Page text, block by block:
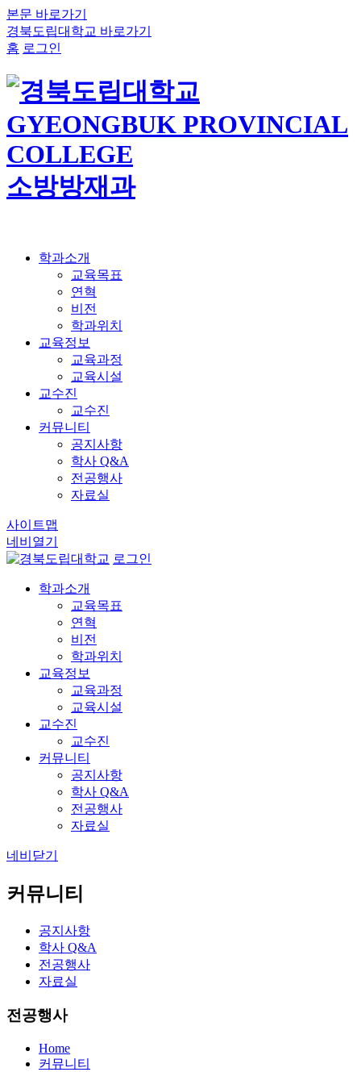
본문 바로가기
경북도립대학교 바로가기
홈 로그인
소방방재과
학과소개
교육목표
연혁
비전
학과위치
교육정보
교육과정
교육시설
교수진
교수진
커뮤니티
공지사항
학사 Q&A
전공행사
자료실
사이트맵
네비열기
로그인
학과소개
교육목표
연혁
비전
학과위치
교육정보
교육과정
교육시설
교수진
교수진
커뮤니티
공지사항
학사 Q&A
전공행사
자료실
네비닫기
커뮤니티
공지사항
학사 Q&A
전공행사
자료실
전공행사
Home
커뮤니티